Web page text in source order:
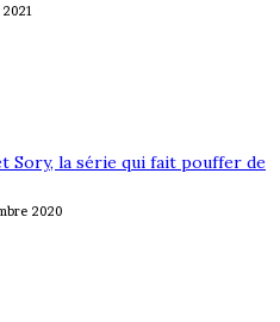
Sory, la série qui fait pouffer de
2020